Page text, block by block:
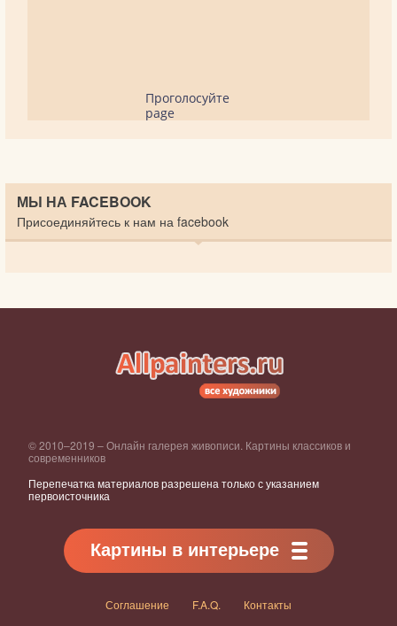
Проголосуйте
page
МЫ НА FACEBOOK
Присоединяйтесь к нам на facebook
© 2010–2019 – Онлайн галерея живописи. Картины классиков и
современников
Перепечатка материалов разрешена только с указанием
первоисточника
Картины в интерьере
Соглашение F.A.Q. Контакты